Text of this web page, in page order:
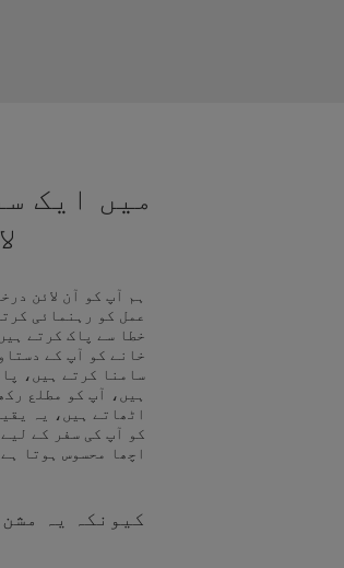
میں ایک
ہم آپ کو آن لائن
عمل کو رہنمائی
خطا سے پاک کرتے
خانے کو آپ کے
سامنا کرتے ہیں،
ہیں، آپ کو مطلع
اٹھاتے ہیں، یہ
کو آپ کی سفر کے
اچھا محسوس ہوتا ہے
کیونکہ یہ